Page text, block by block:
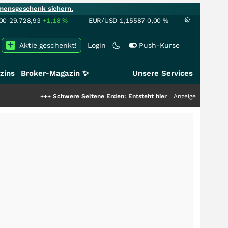
sichern.
29.728,93 +1,18% EUR/USD 1,15587 0,00 %
Login Push-Kurse
Aktie geschenkt!
Broker-Magazin ✨ Unsere Services
Schwere Seltene Erden: Entsteht hier die nächste Milliardenstory?
Anzeige